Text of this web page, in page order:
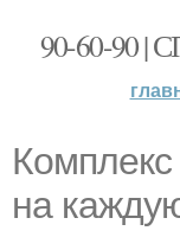
90-60-90
на